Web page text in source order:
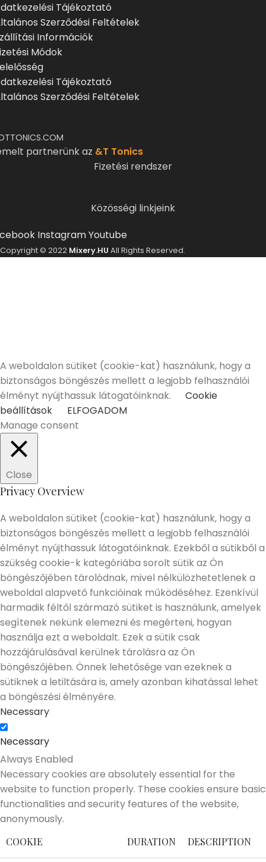
Tájékoztató
Szerződési Feltételek
Információk
Módok
Tájékoztató
Szerződési Feltételek
partnerünk az &T Tonics
Fizetési rendszer
Közösségi linkjeink
InstagramYoutube
Copyright © 2022 Mixery.HU All Rights Reserved.
A weboldalon sütiket (cookie-kat) használunk, hogy a
biztonságos böngészés mellett a legjobb felhasználói
élményt nyújthassuk látogatóinknak.
Cookie
beállítások
ELFOGADOM
Manage consent
Close
Privacy Overview
A weboldalon sütiket (cookie-kat) használunk, hogy a
biztonságos böngészés mellett a legjobb felhasználói
élményt nyújthassuk látogatóinknak. Ezekből a sütikből a
szükség cookie-k kategóriába sorolt sütik az Ön
böngészőjében tárolódnak, mivel nélkülözhetetlenek a
weboldal alapvető funkcióinak működéséhez. Ezenkívül
harmadik féltől származó sütiket is használunk, amelyek
segítenek nekünk elemezni és megérteni, hogyan
használja ezt a weboldalt. Ezek a sütik csak
hozzájárulásával kerülnek tárolásra az Ön
böngészőjében. Önnek lehetősége van ezeknek a
sütiknek a letiltására is, amely azonban kihatással lehet
a böngészési élményére.
Necessary
Necessary
Always Enabled
Necessary cookies are absolutely essential for the
website to function properly. These cookies ensure basic
functionalities and security features of the website,
anonymously.
COOKIE DURATION DESCRIPTION